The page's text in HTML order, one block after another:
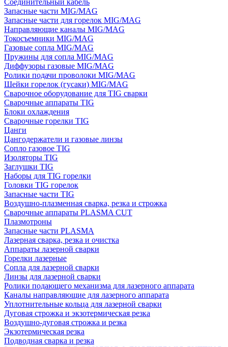
Соединительный кабель
Запасные части MIG/MAG
Запасные части для горелок MIG/MAG
Направляющие каналы MIG/MAG
Токосъемники MIG/MAG
Газовые сопла MIG/MAG
Пружины для сопла MIG/MAG
Диффузоры газовые MIG/MAG
Ролики подачи проволоки MIG/MAG
Шейки горелок (гусаки) MIG/MAG
Сварочное оборудование для TIG сварки
Сварочные аппараты TIG
Блоки охлаждения
Сварочные горелки TIG
Цанги
Цангодержатели и газовые линзы
Сопло газовое TIG
Изоляторы TIG
Заглушки TIG
Наборы для TIG горелки
Головки TIG горелок
Запасные части TIG
Воздушно-плазменная сварка, резка и строжка
Сварочные аппараты PLASMA CUT
Плазмотроны
Запасные части PLASMA
Лазерная сварка, резка и очистка
Аппараты лазерной сварки
Горелки лазерные
Сопла для лазерной сварки
Линзы для лазерной сварки
Ролики подающего механизма для лазерного аппарата
Каналы направляющие для лазерного аппарата
Уплотнительные кольца для лазерной сварки
Дуговая строжка и экзотермическая резка
Воздушно-дуговая строжка и резка
Экзотермическая резка
Подводная сварка и резка